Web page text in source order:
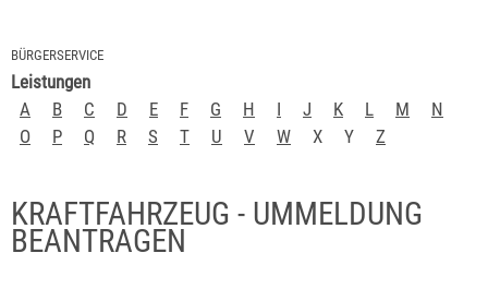
BÜRGERSERVICE
Leistungen
A
B C D E F G H I J K L M
N
O
P Q R S T U V W X Y Z
KRAFTFAHRZEUG - UMMELDUNG
BEANTRAGEN